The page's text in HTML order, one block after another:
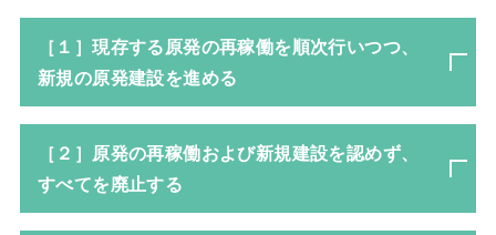
［１］現存する原発の再稼働を順次行いつつ、
新規の原発建設を進める
［２］原発の再稼働および新規建設を認めず、
すべてを廃止する